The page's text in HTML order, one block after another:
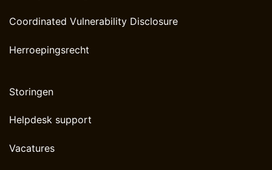
Coordinated Vulnerability Disclosure
Herroepingsrecht
Storingen
Helpdesk support
Vacatures